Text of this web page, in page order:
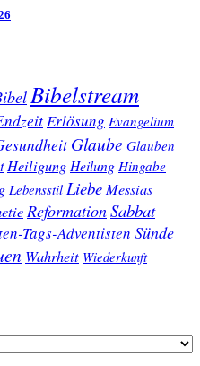
Bibelstream
Erlösung Evangelium
Glaube Glauben
Heiligung Heilung Hingabe
Lebensstil Liebe Messias
ReformationSabbat
Tags-Adventisten Sünde
Wahrheit Wiederkunft